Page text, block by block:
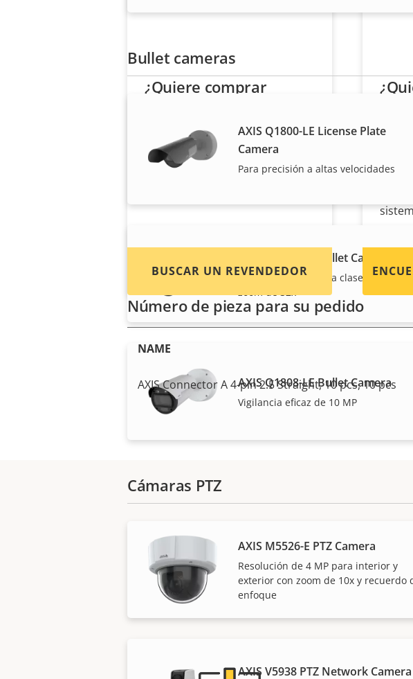
Bullet cameras
AXIS Q1800-LE License Plate
Camera
Para precisión a altas velocidades
AXIS Q1805-LE Bullet Camera
Vigilancia de primera clase en 2 MP
AXIS Q1808-LE Bullet Camera
Vigilancia eficaz de 10 MP
Cámaras PTZ
AXIS M5526-E PTZ Camera
Resolución de 4 MP para interior y
exterior con zoom de 10x y recuerdo
enfoque
AXIS V5938 PTZ Network Camera
¿Quiere comprar
Localice revendedores,
integradores de sistemas e
instaladores de productos y
BUSCAR UN REVENDEDOR
en
Número de pieza para su pedido
NAME
AXIS Connector A 4-pin 2.5 Straight, 10 pcs, 10 pcs
¿Necesita información sobre